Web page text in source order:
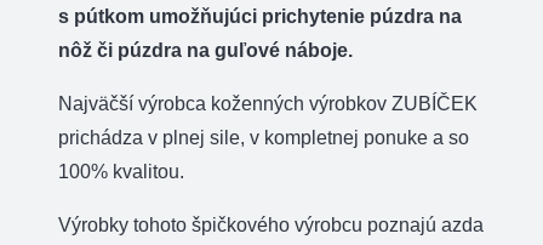
s pútkom umožňujúci prichytenie púzdra na
nôž či púzdra na guľové náboje.
Najväčší výrobca koženných výrobkov ZUBÍČEK
prichádza v plnej sile, v kompletnej ponuke a so
100% kvalitou.
Výrobky tohoto špičkového výrobcu poznajú azda